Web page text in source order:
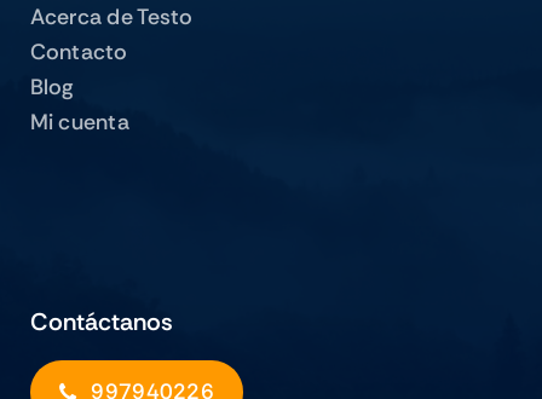
Acerca de Testo
Contacto
Blog
Mi cuenta
Contáctanos
997940226